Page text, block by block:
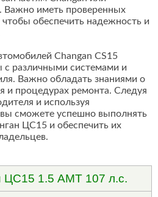
Важно иметь проверенных
чтобы обеспечить надежность и
Changan CS15
с различными системами и
Важно обладать знаниями о
и процедурах ремонта. Следуя
и используя
вы сможете успешно выполнять
ЦС15 и обеспечить их
ЦС15 1.5 AMT 107 л.с.